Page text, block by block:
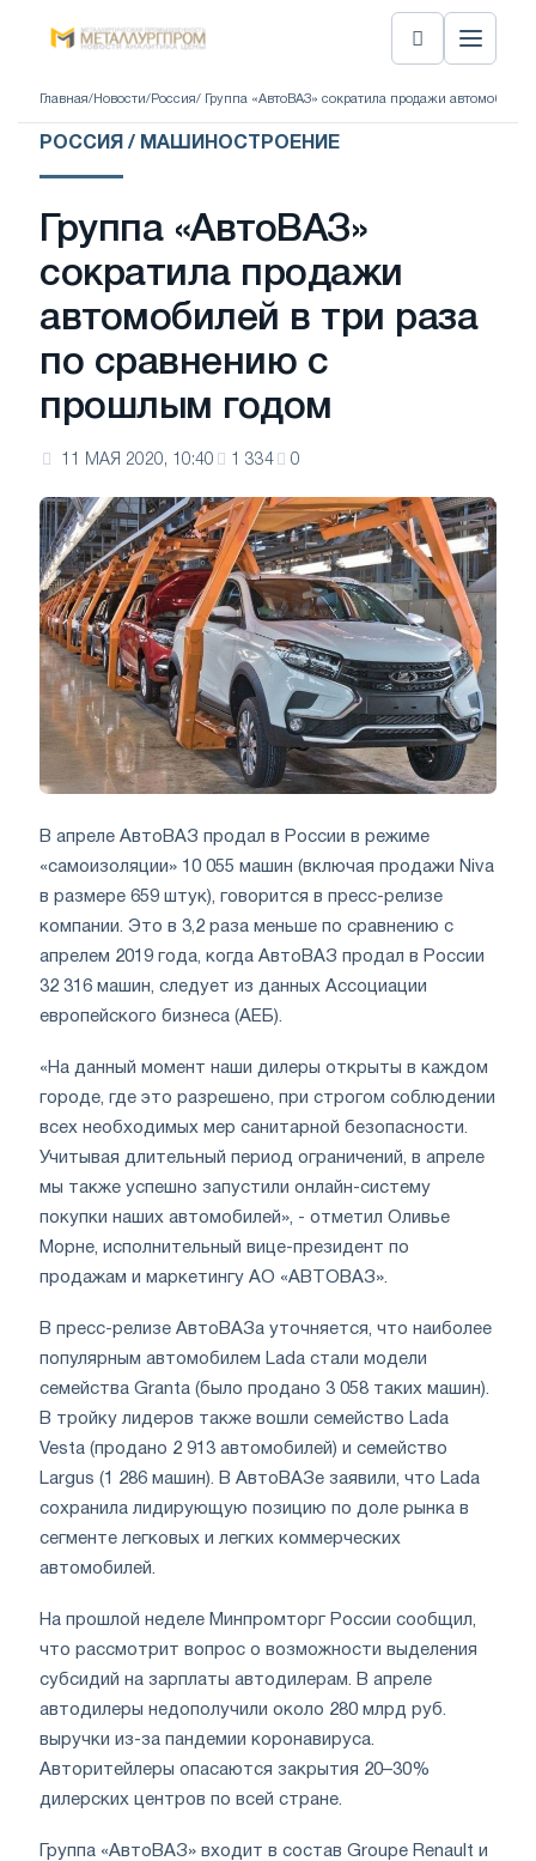
Главная/ Новости/ Россия/ Группа «АвтоВАЗ» сократила продажи
РОССИЯ / МАШИНОСТРОЕНИЕ
Группа «АвтоВАЗ»
сократила продажи
автомобилей в три раза
по сравнению с
прошлым годом
11 МАЯ 2020, 10:40 1 334 0
В апреле АвтоВАЗ продал в России в режиме
«самоизоляции» 10 055 машин (включая продажи Niva
в размере 659 штук), говорится в пресс-релизе
компании. Это в 3,2 раза меньше по сравнению с
апрелем 2019 года, когда АвтоВАЗ продал в России
32 316 машин, следует из данных Ассоциации
европейского бизнеса (АЕБ).
«На данный момент наши дилеры открыты в каждом
городе, где это разрешено, при строгом соблюдении
всех необходимых мер санитарной безопасности.
Учитывая длительный период ограничений, в апреле
мы также успешно запустили онлайн-систему
покупки наших автомобилей», - отметил Оливье
Морне, исполнительный вице-президент по
продажам и маркетингу АО «АВТОВАЗ».
В пресс-релизе АвтоВАЗа уточняется, что наиболее
популярным автомобилем Lada стали модели
семейства Granta (было продано 3 058 таких машин).
В тройку лидеров также вошли семейство Lada
Vesta (продано 2 913 автомобилей) и семейство
Largus (1 286 машин). В АвтоВАЗе заявили, что Lada
сохранила лидирующую позицию по доле рынка в
сегменте легковых и легких коммерческих
автомобилей.
На прошлой неделе Минпромторг России сообщил,
что рассмотрит вопрос о возможности выделения
субсидий на зарплаты автодилерам. В апреле
автодилеры недополучили около 280 млрд руб.
выручки из-за пандемии коронавируса.
Авторитейлеры опасаются закрытия 20–30%
дилерских центров по всей стране.
Группа «АвтоВАЗ» входит в состав Groupe Renault и